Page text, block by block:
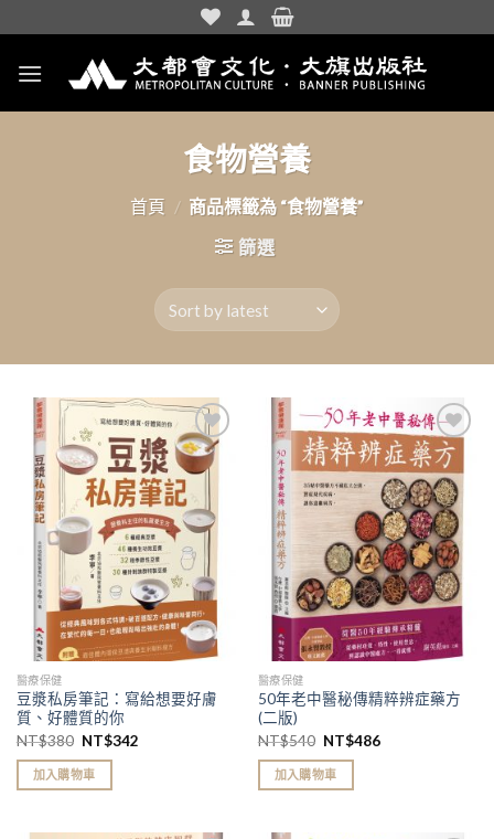
to
content
食物營養
首頁 / 商品標籤為 “食物營養”
篩選
加入
「願
單」
醫療保健
豆漿私房筆記：寫給想要好膚
質、好體質的你
NT$380 NT$342
加入購物車
加入
「願
望清
單」
醫療保健
50年老中醫秘傳精粹辨症藥方
(二版)
NT$540 NT$486
加入購物車